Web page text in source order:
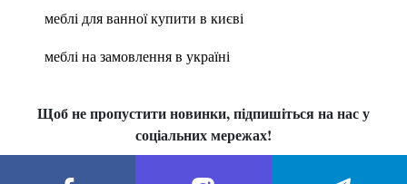
меблі для ванної купити в києві
меблі на замовлення в україні
Щоб не пропустити новинки, підпишіться на нас у
соціальних мережах!